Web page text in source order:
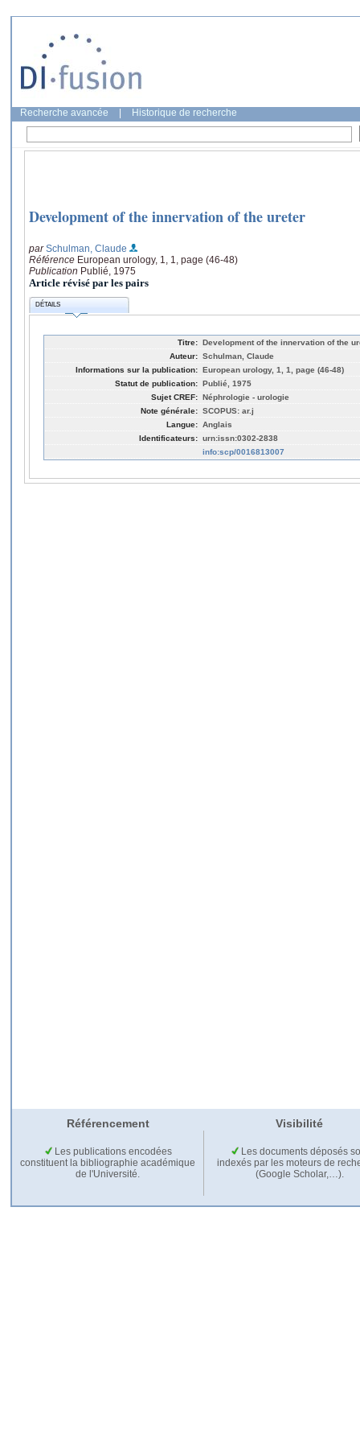
Recherche avancée Historique de recherche
Development of the innervation of the ureter
parSchulman, Claude
Référence European urology, 1, 1, page (46-48)
Publication Publié, 1975
Article révisé par les pairs
DÉTAILS
Titre: Development of the innervation of the
Auteur: Schulman, Claude
Informations sur la publication: European urology, 1, 1, page (46-48)
Statut de publication: Publié, 1975
Sujet CREF: Néphrologie - urologie
Note générale: SCOPUS: ar.j
Langue: Anglais
Identificateurs: urn:issn:0302-2838
info:scp/0016813007
Référencement Visibilité
Les publications encodées
constituent la bibliographie académique
de l'Université.
Les documents déposés
indexés par les moteurs de
(Google Scholar,…).